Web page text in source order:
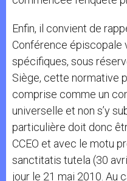
Enfin, il convient de
Conférence épiscopale
spécifiques, sous
Siège, cette normative
comprise comme un
universelle et non s’y
particulière doit donc
CCEO et avec le motu
sanctitatis tutela (30
jour le 21 mai 2010. Au